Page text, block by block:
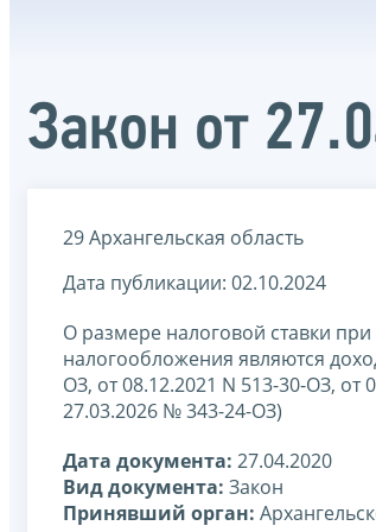
Закон от
29 Архангельская область
Дата публикации: 02.10.2024
О размере налоговой ставки
налогообложения являются
ОЗ, от 08.12.2021 N 513-30-ОЗ, от
27.03.2026 № 343-24-ОЗ)
Дата документа: 27.04.2020
Вид документа: Закон
Принявший орган: